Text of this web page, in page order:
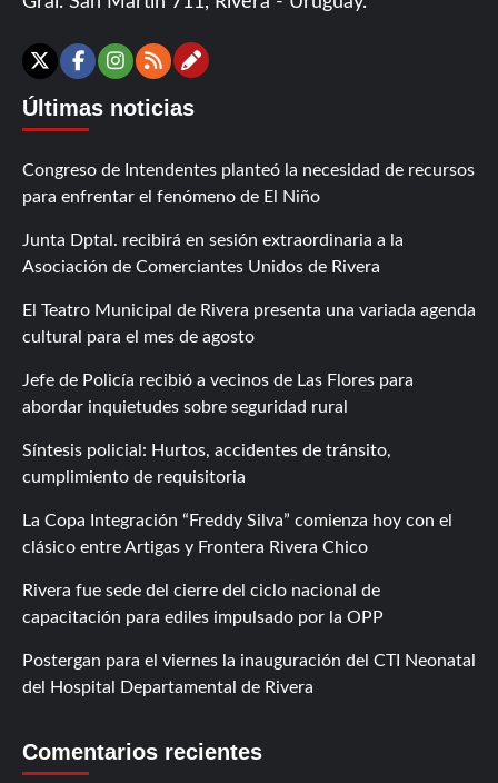
X Facebook
Instagram
RSSContáctanos
Últimas noticias
Congreso de Intendentes planteó la necesidad de recursos
para enfrentar el fenómeno de El Niño
Junta Dptal. recibirá en sesión extraordinaria a la
Asociación de Comerciantes Unidos de Rivera
El Teatro Municipal de Rivera presenta una variada agenda
cultural para el mes de agosto
Jefe de Policía recibió a vecinos de Las Flores para
abordar inquietudes sobre seguridad rural
Síntesis policial: Hurtos, accidentes de tránsito,
cumplimiento de requisitoria
La Copa Integración “Freddy Silva” comienza hoy con el
clásico entre Artigas y Frontera Rivera Chico
Rivera fue sede del cierre del ciclo nacional de
capacitación para ediles impulsado por la OPP
Postergan para el viernes la inauguración del CTI Neonatal
del Hospital Departamental de Rivera
Comentarios recientes